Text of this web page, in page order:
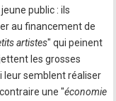
public : ils
au financement de
artistes" qui peinent
les grosses
leur semblent réaliser
une "économie